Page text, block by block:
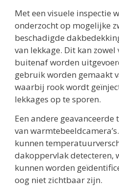
Met een visuele inspectie
onderzocht op mogelijke
beschadigde
van lekkage. Dit kan
buitenaf worden
gebruik worden gemaakt
waarbij rook wordt
lekkages op te sporen.
Een andere
van
kunnen
dakoppervlak detecteren,
kunnen worden
oog niet zichtbaar zijn.